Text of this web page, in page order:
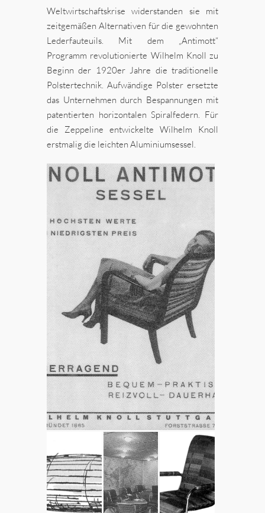
Weltwirtschaftskrise widerstanden sie mit
zeitgemäßen Alternativen für die gewohnten
Lederfauteuils. Mit dem „Antimott“
Programm revolutionierte Wilhelm Knoll zu
Beginn der 1920er Jahre die traditionelle
Polstertechnik. Aufwändige Polster ersetzte
das Unternehmen durch Bespannungen mit
patentierten horizontalen Spiralfedern. Für
die Zeppeline entwickelte Wilhelm Knoll
erstmalig die leichten Aluminiumsessel.